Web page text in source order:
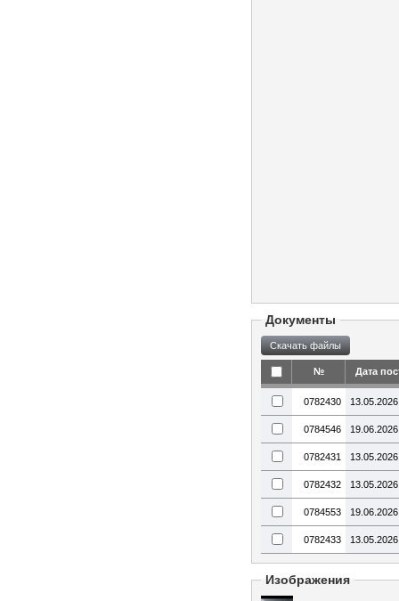
Документы
№ Дата
0782430 13.05.2026
0784546 19.06.2026
0782431 13.05.2026
0782432 13.05.2026
0784553 19.06.2026
0782433 13.05.2026
Изображения